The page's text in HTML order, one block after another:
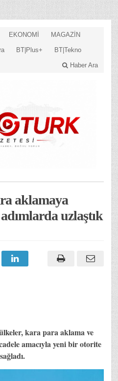
EKONOMİ MAGAZİN
BT|Plus+ BT|Tekno
Haber Ara
aklamaya
uzlaştık
kara para aklama ve
amacıyla yeni bir otorite